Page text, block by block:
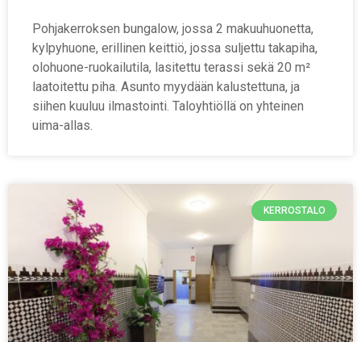
Pohjakerroksen bungalow, jossa 2 makuuhuonetta,
kylpyhuone, erillinen keittiö, jossa suljettu takapiha,
olohuone-ruokailutila, lasitettu terassi sekä 20 m²
laatoitettu piha. Asunto myydään kalustettuna, ja
siihen kuuluu ilmastointi. Taloyhtiöllä on yhteinen
uima-allas.
KERROSTALO